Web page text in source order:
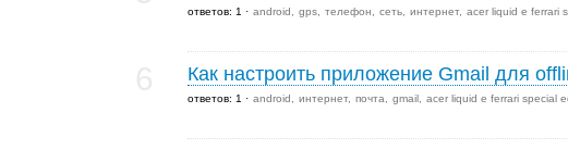
ответов: 1 android gps телефон сеть интернет acer liquid e ferrari
Как настроить приложение Gmail для
ответов: 1 android интернет почта gmail acer liquid e ferrari special